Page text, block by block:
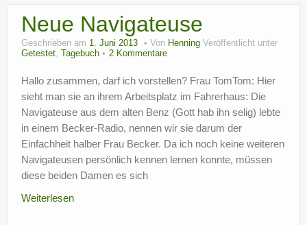
Neue Navigateuse
Geschrieben am 1. Juni 2013 Von Henning Veröffentlicht unter
Getestet, Tagebuch 2 Kommentare
Hallo zusammen, darf ich vorstellen? Frau TomTom: Hier
sieht man sie an ihrem Arbeitsplatz im Fahrerhaus: Die
Navigateuse aus dem alten Benz (Gott hab ihn selig) lebte
in einem Becker-Radio, nennen wir sie darum der
Einfachheit halber Frau Becker. Da ich noch keine weiteren
Navigateusen persönlich kennen lernen konnte, müssen
diese beiden Damen es sich
Weiterlesen